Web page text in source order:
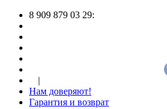
8 909 879 03 29:
|
Нам доверяют!
Гарантия и возврат